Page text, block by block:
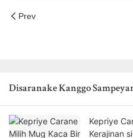
Prev
Disaranake Kanggo
Kepriye
Kerajinan